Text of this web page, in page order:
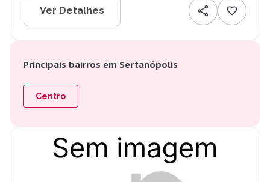
Ver Detalhes
Principais bairros em Sertanópolis
Centro